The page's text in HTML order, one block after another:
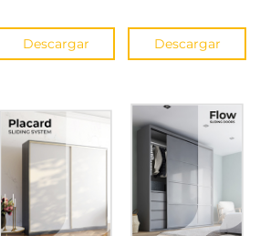
Descargar Descargar